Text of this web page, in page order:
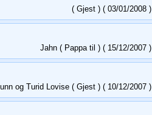
( Gjest ) ( 03/01/2008 )
Jahn ( Pappa til ) ( 15/12/2007 )
og Turid Lovise ( Gjest ) ( 10/12/2007 )